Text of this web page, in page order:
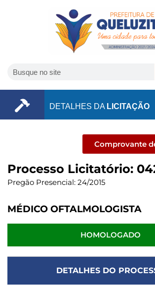
DETALHES DA LICITAÇÃO
Comprovante
Processo Licitatório:
Pregão Presencial: 24/2015
MÉDICO OFTALMOLOGISTA
HOMOLOGADO
DETALHES DO